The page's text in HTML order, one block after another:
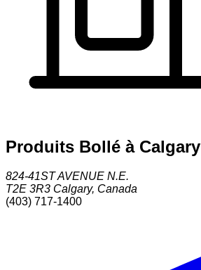
Produits Bollé à Calgary
824-41ST AVENUE N.E.
T2E 3R3 Calgary, Canada
(403) 717-1400